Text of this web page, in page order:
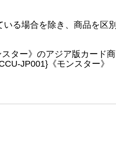
る場合を除き、商品を区別
ター》のアジア版カード商
JP001}《モンスター》